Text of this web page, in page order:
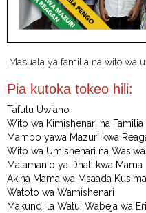
Masuala ya familia na wito wa
Pia kutoka tokeo hili:
Tafutu Uwiano
Wito wa Kimishenari na Familia
Mambo yawa Mazuri kwa
Wito wa Umishenari na
Matamanio ya Dhati kwa Mama
Akina Mama wa Msaada
Watoto wa Wamishenari
Makundi la Watu: Wabeja wa